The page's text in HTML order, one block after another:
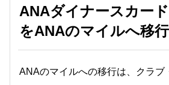
ANAダイナースカー
をANAのマイルへ移
ANAのマイルへの移行は、クラブ